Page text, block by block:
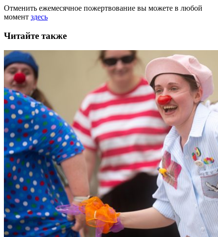
Отменить ежемесячное пожертвование вы можете в любой
момент здесь
Читайте также